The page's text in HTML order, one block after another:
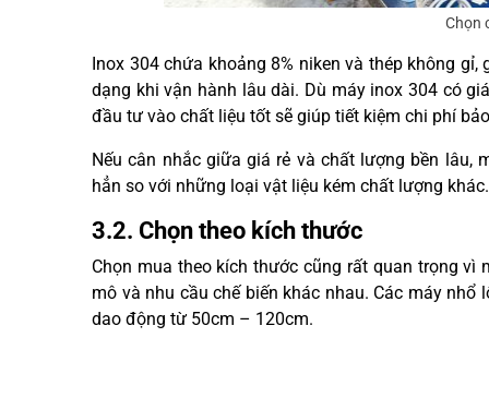
Chọn
Inox 304 chứa khoảng 8% niken và thép không
dạng khi vận hành lâu dài. Dù máy inox 304 có
đầu tư vào chất liệu tốt sẽ giúp tiết kiệm chi phí
Nếu cân nhắc giữa giá rẻ và chất lượng bền
hẳn so với những loại vật liệu kém chất lượng khác.
3.2. Chọn theo kích thước
Chọn mua theo kích thước cũng rất quan trọng
mô và nhu cầu chế biến khác nhau. Các máy
dao động từ 50cm – 120cm.